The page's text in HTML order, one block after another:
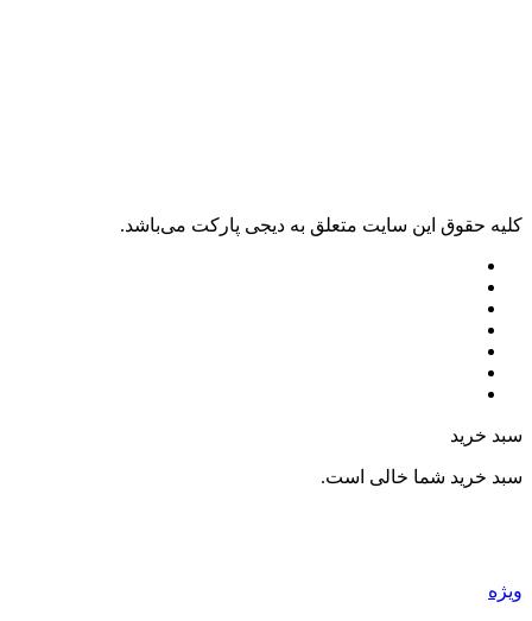
کليه حقوق اين سايت متعلق به دیجی پارکت می‌باشد.
سبد خرید
سبد خرید شما خالی است.
ویژه